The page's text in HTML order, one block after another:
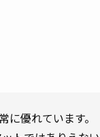
優れています。